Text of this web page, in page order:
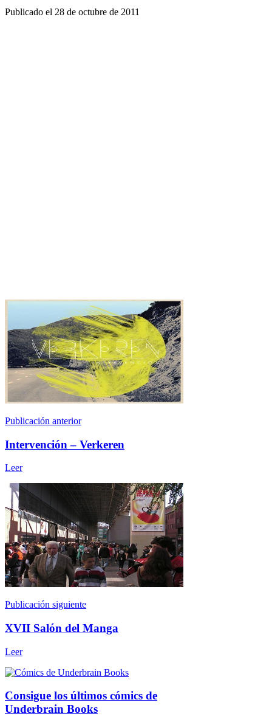
Publicado el 28 de octubre de 2011
Publicación anterior
Intervención – Verkeren
Leer
Publicación siguiente
XVII Salón del Manga
Leer
Consigue los últimos cómics de
Underbrain Books